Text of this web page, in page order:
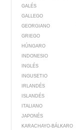
GALÉS
GALLEGO
GEORGIANO
GRIEGO
HÚNGARO
INDONESIO
INGLÉS
INGUSETIO
IRLANDÉS
ISLANDÉS
ITALIANO
JAPONÉS
KARACHAYO-BÁLKARO